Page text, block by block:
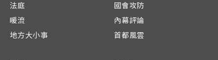
法庭
暖流
地方大小事
國會攻防
內幕評論
首都風雲